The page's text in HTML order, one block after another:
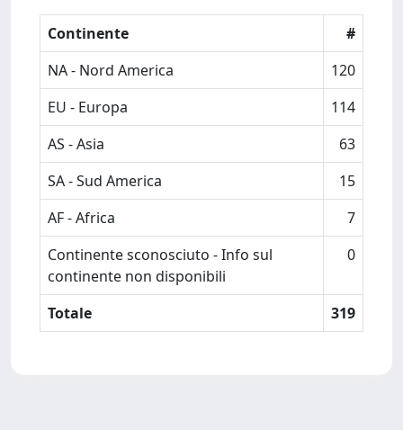
Continente
#
NA - Nord America
120
EU - Europa
114
AS - Asia
63
SA - Sud America
15
AF - Africa
7
Continente sconosciuto - Info sul
continente non disponibili
0
Totale 319